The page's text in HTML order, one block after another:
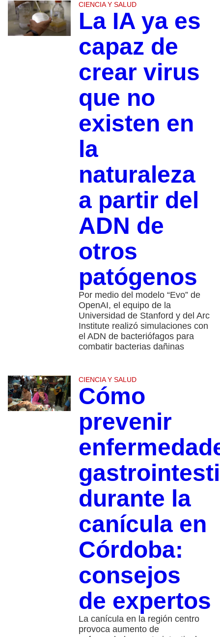
CIENCIA Y SALUD
La IA ya es
capaz de
crear virus
que no
existen en
la
naturaleza
a partir del
ADN de
otros
patógenos
Por medio del modelo “Evo” de
OpenAI, el equipo de la
Universidad de Stanford y del Arc
Institute realizó simulaciones con
el ADN de bacteriófagos para
combatir bacterias dañinas
CIENCIA Y SALUD
Cómo
prevenir
durante la
canícula en
Córdoba:
consejos
de expertos
La canícula en la región centro
provoca aumento de